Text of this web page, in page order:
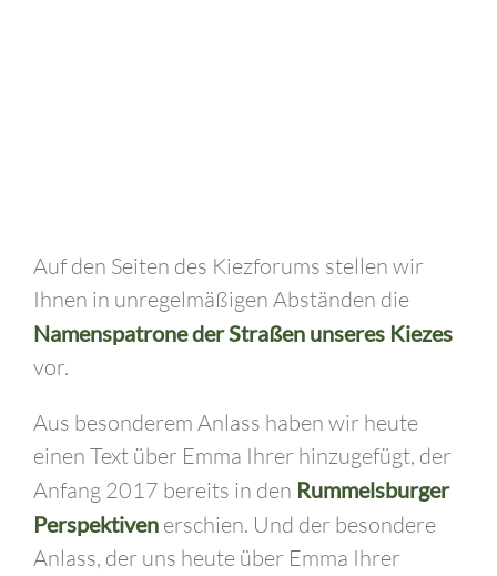
Auf den Seiten des Kiezforums stellen wir
Ihnen in unregelmäßigen Abständen die
Namenspatrone der Straßen unseres Kiezes
vor.
Aus besonderem Anlass haben wir heute
einen Text über Emma Ihrer hinzugefügt, der
Anfang 2017 bereits in den Rummelsburger
Perspektiven erschien. Und der besondere
Anlass, der uns heute über Emma Ihrer